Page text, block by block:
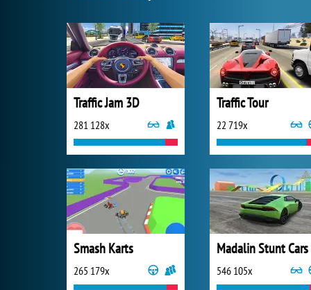
Traffic Jam 3D
281 128x
Traffic Tour
22 719x
Smash Karts
265 179x
Madalin Stunt
546 105x